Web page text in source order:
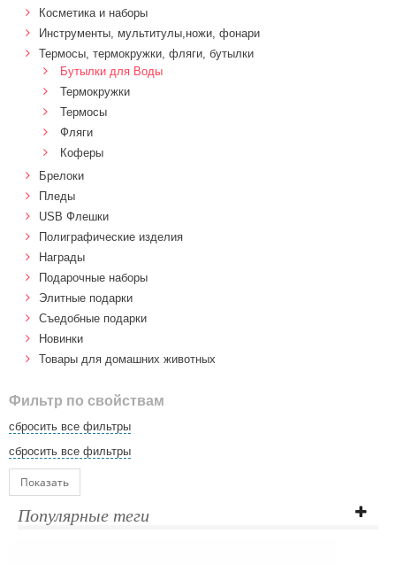
Косметика и наборы
Инструменты, мультитулы,ножи, фонари
Термосы, термокружки, фляги, бутылки
Бутылки для Воды
Термокружки
Термосы
Фляги
Коферы
Брелоки
Пледы
USB Флешки
Полиграфические изделия
Награды
Подарочные наборы
Элитные подарки
Cъедобные подарки
Новинки
Товары для домашних животных
Фильтр по свойствам
сбросить все фильтры
сбросить все фильтры
Показать
Популярные теги